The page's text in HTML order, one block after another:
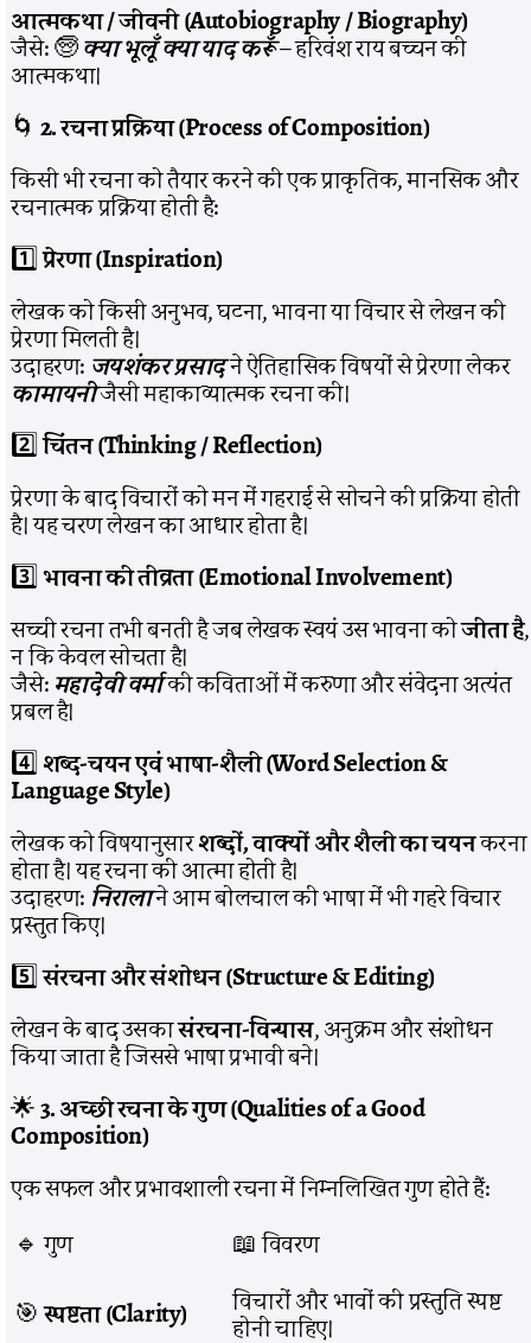
आत्मकथा / जीवनी (Autobiography / Biography)
जैसे: 🧓क्या भूलूँ क्या याद करूँ– हरिवंश राय बच्चन की
आत्मकथा।
🌀 2. रचना प्रक्रिया (Process of Composition)
किसी भी रचना को तैयार करने की एक प्राकृतिक, मानसिक और
रचनात्मक प्रक्रिया होती है:
1️⃣प्रेरणा (Inspiration)
लेखक को किसी अनुभव, घटना, भावना या विचार से लेखन की
प्रेरणा मिलती है।
उदाहरण: जयशंकर प्रसादने ऐतिहासिक विषयों से प्रेरणा लेकर
कामायनीजैसी महाकाव्यात्मक रचना की।
2️⃣चिंतन (Thinking / Reflection)
प्रेरणा के बाद विचारों को मन में गहराई से सोचने की प्रक्रिया होती
है। यह चरण लेखन का आधार होता है।
3️⃣भावना की तीव्रता (Emotional Involvement)
सच्ची रचना तभी बनती है जब लेखक स्वयं उस भावना कोजीता है,
न कि केवल सोचता है।
जैसे:महादेवी वर्माकी कविताओं में करुणा और संवेदना अत्यंत
प्रबल है।
4️⃣शब्द-चयन एवं भाषा-शैली (Word Selection &
Language Style)
लेखक को विषयानुसारशब्दों, वाक्यों और शैली का चयनकरना
होता है। यह रचना की आत्मा होती है।
उदाहरण:निरालाने आम बोलचाल की भाषा में भी गहरे विचार
प्रस्तुत किए।
5️⃣संरचना और संशोधन (Structure & Editing)
लेखन के बाद उसकासंरचना-विन्यास, अनुक्रम और संशोधन
किया जाता है जिससे भाषा प्रभावी बने।
🌟3. अच्छी रचना के गुण (Qualities of a Good
Composition)
एक सफल और प्रभावशाली रचना में निम्नलिखित गुण होते हैं:
🔹 गुण
📖 विवरण
🎯स्पष्टता (Clarity) विचारों और भावों की प्रस्तुति स्पष्ट
होनी चाहिए।